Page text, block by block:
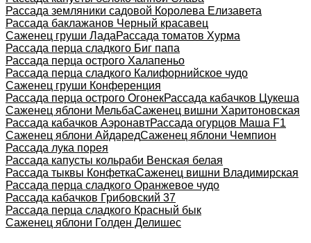
Рассада земляники садовой Королева Елизавета
Рассада баклажанов Черный красавец
Саженец груши ЛадаРассада томатов Хурма
Рассада перца сладкого Биг папа
Рассада перца острого Халапеньо
Рассада перца сладкого Калифорнийское чудо
Саженец груши Конференция
Рассада перца острого ОгонекРассада кабачков Цукеша
Саженец яблони МельбаСаженец вишни Харитоновская
Рассада кабачков АэронавтРассада огурцов Маша F1
Саженец яблони АйдаредСаженец яблони Чемпион
Рассада лука порея
Рассада капусты кольраби Венская белая
Рассада тыквы КонфеткаСаженец вишни Владимирская
Рассада перца сладкого Оранжевое чудо
Рассада кабачков Грибовский 37
Рассада перца сладкого Красный бык
Саженец яблони Голден Делишес